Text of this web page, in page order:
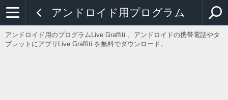
アンドロイド用プログラム
アンドロイド用のプログラムLive Graffiti 。アンドロイドの携帯電話やタ
ブレットにアプリLive Graffiti を無料でダウンロード。